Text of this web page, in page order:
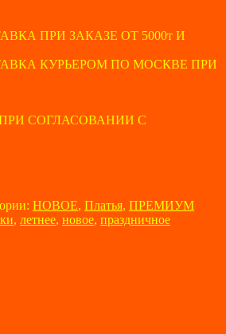
ПРИ ЗАКАЗЕ ОТ 5000т И
КУРЬЕРОМ ПО МОСКВЕ ПРИ
СОГЛАСОВАНИИ С
НОВОЕ, Платья, ПРЕМИУМ
, летнее, новое, праздничное